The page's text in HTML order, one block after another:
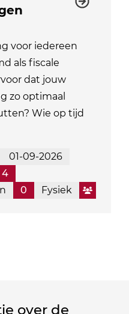
voor iedereen
als fiscale
dat jouw
zo optimaal
Wie op tijd
01-09-2026
4
0 Fysiek
over de